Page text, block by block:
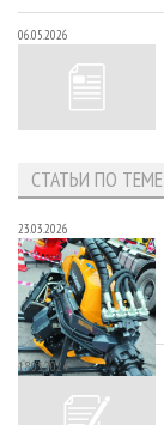
06.05.2026
СТАТЬИ ПО ТЕМЕ
23.03.2026
18.05.2024